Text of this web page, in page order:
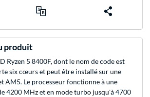
produit
Ryzen 5 8400F, dont le nom de code est
six cœurs et peut être installé sur une
AM5. Le processeur fonctionne à une
4200 MHz et en mode turbo jusqu'à 4700